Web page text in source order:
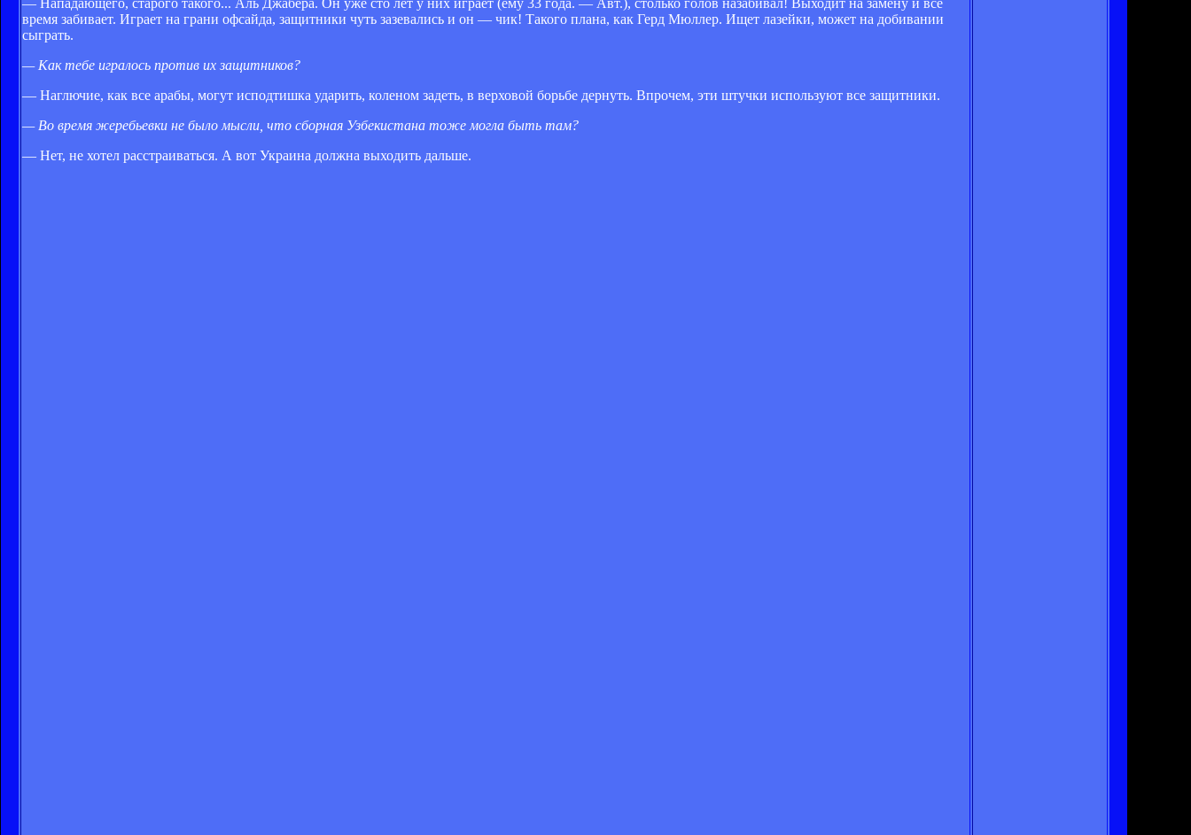
время забивает. Играет на грани офсайда, защитники чуть зазевались и он — чик! Такого плана, как Герд Мюллер. Ищет лазейки, может на добивании
сыграть.
— Как тебе игралось против их защитников?
— Наглючие, как все арабы, могут исподтишка ударить, коленом задеть, в верховой борьбе дернуть. Впрочем, эти штучки используют все защитники.
— Во время жеребьевки не было мысли, что сборная Узбекистана тоже могла быть там?
— Нет, не хотел расстраиваться. А вот Украина должна выходить дальше.